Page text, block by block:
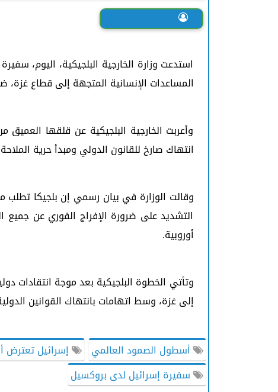
استدعت وزارة الخارجية البلجيكية، اليوم،
المساعدات الإنسانية المتجهة إلى قطاع
وأعربت الخارجية البلجيكية عن قلقها
انتهاك صارخ للقانون الدولي ومبدأ حرية
وقالت الوزارة في بيان رسمي إن بلجيكا تطلب
التشديد على ضرورة الإفراج الفوري عن
أوروبية.
وتأتي الخطوة البلجيكية بعد موجة انتقادات
إلى غزة، وسط اتهامات بانتهاك القوانين
أسطول الصمود العالمي إسرائيل
سفيرة إسرائيل لدى بروكسيل